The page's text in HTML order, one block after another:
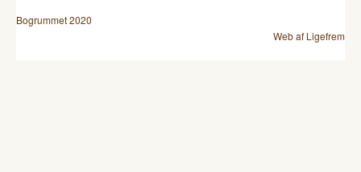
Bogrummet 2020
Web af Ligefrem